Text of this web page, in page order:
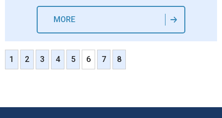
MORE
1 2 3 4 5 6 7 8